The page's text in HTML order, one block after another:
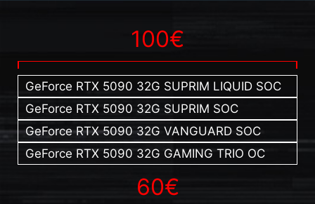
100€
GeForce RTX 5090 32G SUPRIM LIQUID SOC
GeForce RTX 5090 32G SUPRIM SOC
GeForce RTX 5090 32G VANGUARD SOC
GeForce RTX 5090 32G GAMING TRIO OC
60€